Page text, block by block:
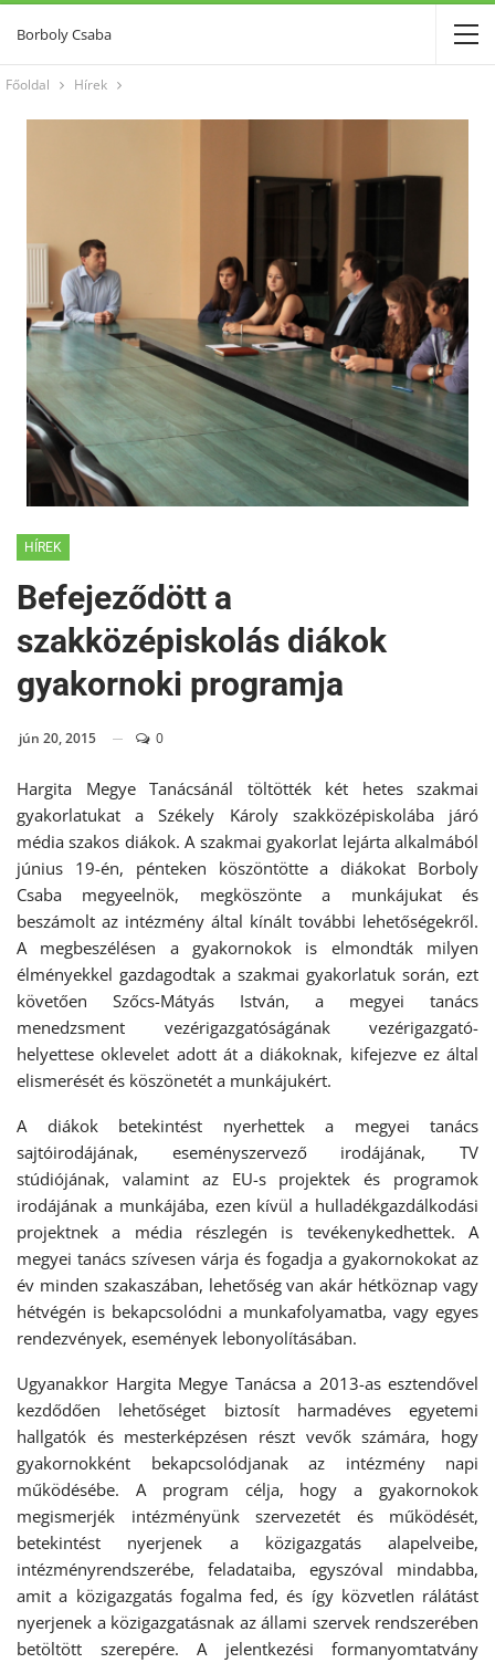
Borboly Csaba
Főoldal Hírek
HÍREK
Befejeződött a
szakközépiskolás diákok
gyakornoki programja
jún 20, 2015 0
Hargita Megye Tanácsánál töltötték két hetes szakmai
gyakorlatukat a Székely Károly szakközépiskolába járó
média szakos diákok. A szakmai gyakorlat lejárta alkalmából
június 19-én, pénteken köszöntötte a diákokat Borboly
Csaba megyeelnök, megköszönte a munkájukat és
beszámolt az intézmény által kínált további lehetőségekről.
A megbeszélésen a gyakornokok is elmondták milyen
élményekkel gazdagodtak a szakmai gyakorlatuk során, ezt
követően Szőcs-Mátyás István, a megyei tanács
menedzsment vezérigazgatóságának vezérigazgató-
helyettese oklevelet adott át a diákoknak, kifejezve ez által
elismerését és köszönetét a munkájukért.
A diákok betekintést nyerhettek a megyei tanács
sajtóirodájának, eseményszervező irodájának, TV
stúdiójának, valamint az EU-s projektek és programok
irodájának a munkájába, ezen kívül a hulladékgazdálkodási
projektnek a média részlegén is tevékenykedhettek. A
megyei tanács szívesen várja és fogadja a gyakornokokat az
év minden szakaszában, lehetőség van akár hétköznap vagy
hétvégén is bekapcsolódni a munkafolyamatba, vagy egyes
rendezvények, események lebonyolításában.
Ugyanakkor Hargita Megye Tanácsa a 2013-as esztendővel
kezdődően lehetőséget biztosít harmadéves egyetemi
hallgatók és mesterképzésen részt vevők számára, hogy
gyakornokként bekapcsolódjanak az intézmény napi
működésébe. A program célja, hogy a gyakornokok
megismerjék intézményünk szervezetét és működését,
betekintést nyerjenek a közigazgatás alapelveibe,
intézményrendszerébe, feladataiba, egyszóval mindabba,
amit a közigazgatás fogalma fed, és így közvetlen rálátást
nyerjenek a közigazgatásnak az állami szervek rendszerében
betöltött szerepére. A jelentkezési formanyomtatvány